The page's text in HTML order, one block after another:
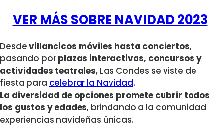
VER MÁS SOBRE NAVIDAD 2023
Desde villancicos móviles hasta conciertos,
pasando por plazas interactivas, concursos y
actividades teatrales, Las Condes se viste de
fiesta para celebrar la Navidad.
La diversidad de opciones promete cubrir todos
los gustos y edades, brindando a la comunidad
experiencias navideñas únicas.